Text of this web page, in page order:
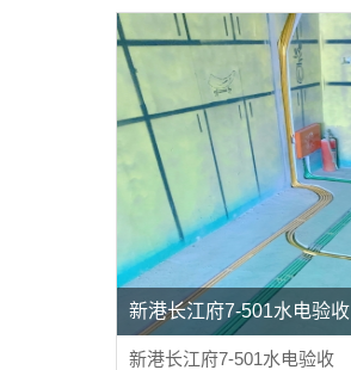
新港长江府7-501水电验收
新港长江府7-501水电验收